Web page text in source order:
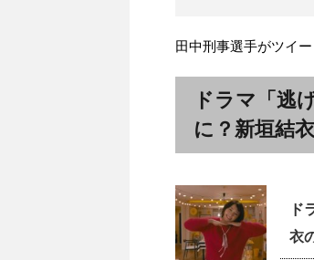
田中刑事選手がツイ
ドラマ「逃
に？新垣結
ド
衣